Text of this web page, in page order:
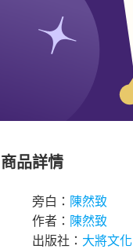
商品詳情
旁白： 陳然致
作者： 陳然致
出版社： 大將文化